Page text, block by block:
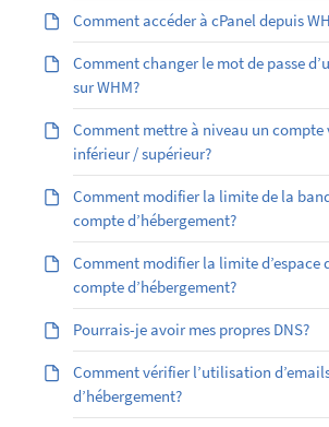
Comment accéder à cPanel depuis
Comment changer le mot de passe
sur WHM?
Comment mettre à niveau un compte
inférieur / supérieur?
Comment modifier la limite de la
compte d’hébergement?
Comment modifier la limite d’espace
compte d’hébergement?
Pourrais-je avoir mes propres DNS?
Comment vérifier l’utilisation
d’hébergement?